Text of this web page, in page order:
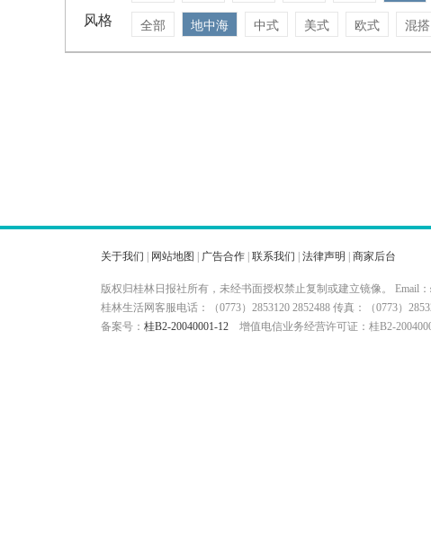
风格 全部 地中海 中式 美式 欧式 混搭
关于我们 网站地图 广告合作 联系我们 法律声明 商家后台
版权归桂林日报社所有，未经书面授权禁止复制或建立镜像。 Email：
桂林生活网客服电话：（0773）2853120 2852488 传真：（0773）
备案号： 桂B2-20040001-12 增值电信业务经营许可证：桂B2-